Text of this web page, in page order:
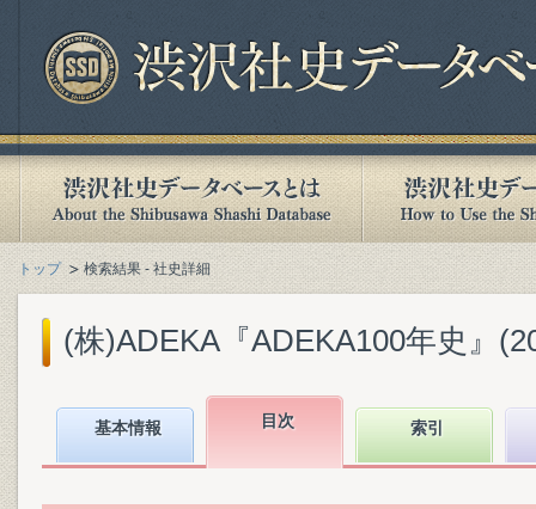
トップ 検索結果 - 社史詳細
(株)ADEKA『ADEKA100年史』
基本情報 目次 索引